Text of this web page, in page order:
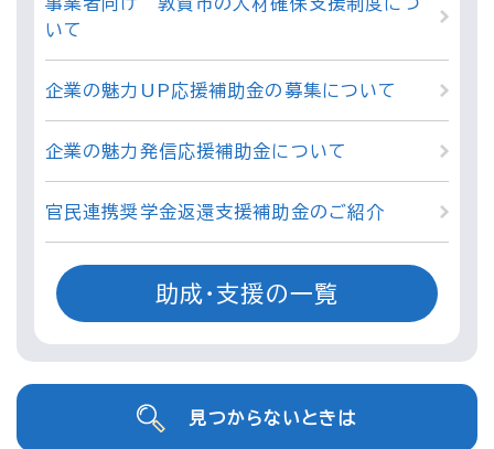
いて
企業の魅力UP応援補助金の募集について
企業の魅力発信応援補助金について
官民連携奨学金返還支援補助金のご紹介
助成・支援の一覧
見つからないときは